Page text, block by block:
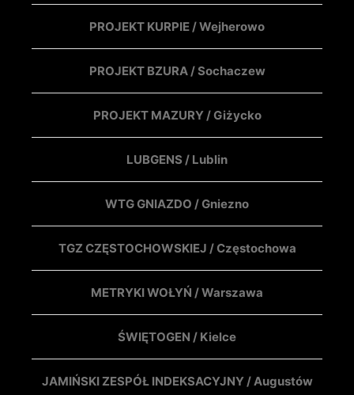
PROJEKT KURPIE / Wejherowo
PROJEKT BZURA / Sochaczew
PROJEKT MAZURY / Giżycko
LUBGENS / Lublin
WTG GNIAZDO / Gniezno
TGZ CZĘSTOCHOWSKIEJ / Częstochowa
METRYKI WOŁYŃ / Warszawa
ŚWIĘTOGEN / Kielce
JAMIŃSKI ZESPÓŁ INDEKSACYJNY / Augustów